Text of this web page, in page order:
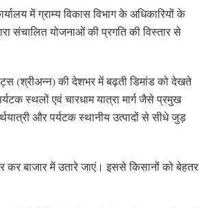
में ग्राम्य विकास विभाग के अधिकारियों के
संचालित योजनाओं की प्रगति की विस्तार से
(श्रीअन्न) की देशभर में बढ़ती डिमांड को देखते
स्थलों एवं चारधाम यात्रा मार्ग जैसे प्रमुख
और पर्यटक स्थानीय उत्पादों से सीधे जुड़
बाजार में उतारे जाएं। इससे किसानों को बेहतर